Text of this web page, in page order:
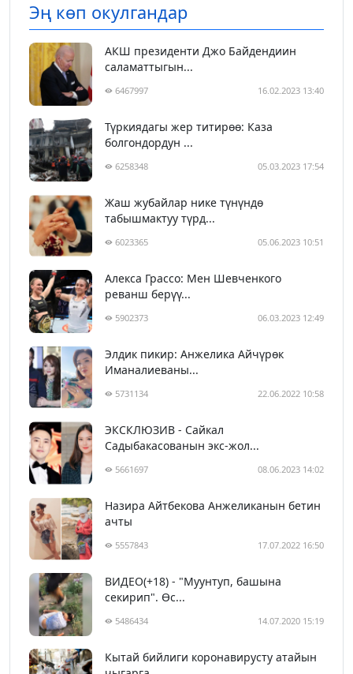
Эң көп окулгандар
АКШ президенти Джо Байдендиин
саламаттыгын...
6467997 16.02.2023 13:40
Түркиядагы жер титирөө: Каза
болгондордун ...
6258348 05.03.2023 17:54
Жаш жубайлар нике түнүндө
табышмактуу түрд...
6023365 05.06.2023 10:51
Алекса Грассо: Мен Шевченкого
реванш берүү...
5902373 06.03.2023 12:49
Элдик пикир: Анжелика Айчүрөк
Иманалиеваны...
5731134 22.06.2022 10:58
ЭКСКЛЮЗИВ - Сайкал
Садыбакасованын экс-жол...
5661697 08.06.2023 14:02
Назира Айтбекова Анжеликанын бетин
ачты
5557843 17.07.2022 16:50
ВИДЕО(+18) - "Муунтуп, башына
секирип". Өс...
5486434 14.07.2020 15:19
Кытай бийлиги коронавирусту атайын